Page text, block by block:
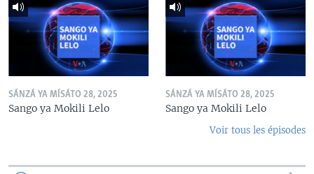
SÁNZÁ YA MÍSÁTO 28, 2025
Sango ya Mokili Lelo
SÁNZÁ YA MÍSÁTO 28, 2025
Sango ya Mokili Lelo
Voir tous les épisodes